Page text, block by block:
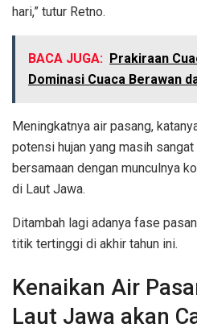
hari,” tutur Retno.
BACA JUGA: Prakiraan
Dominasi Cuaca Berawan
Meningkatnya air pasang,
potensi hujan yang masih
bersamaan dengan munculnya
di Laut Jawa.
Ditambah lagi adanya fase
titik tertinggi di akhir tahun ini.
Kenaikan Air
Laut Jawa akan